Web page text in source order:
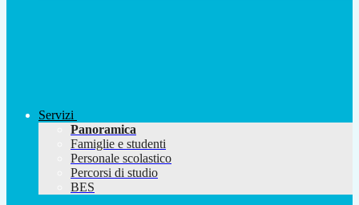
Servizi
Panoramica
Famiglie e studenti
Personale scolastico
Percorsi di studio
BES